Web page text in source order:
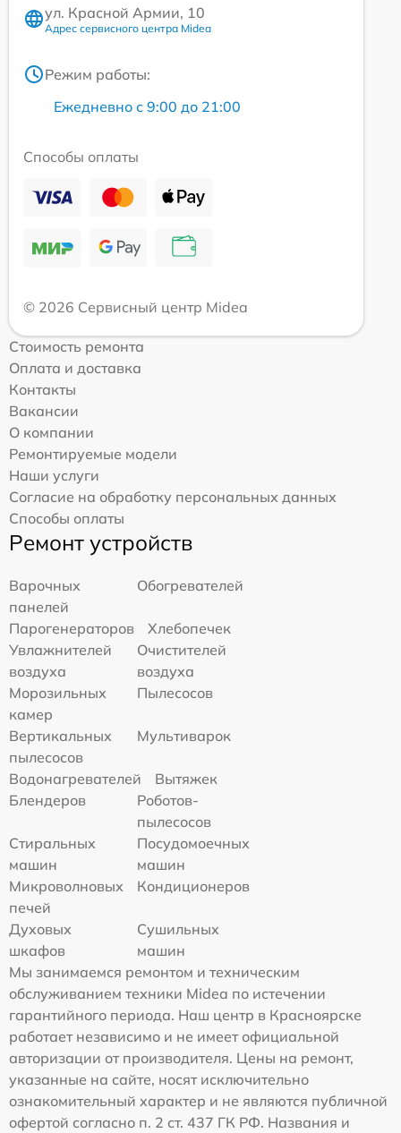
ул. Красной Армии, 10
Адрес сервисного центра Midea
Режим работы:
Ежедневно с 9:00 до 21:00
Способы оплаты
© 2026 Сервисный центр Midea
Стоимость ремонта
Оплата и доставка
Контакты
Вакансии
О компании
Ремонтируемые модели
Наши услуги
Согласие на обработку персональных данных
Способы оплаты
Ремонт устройств
Варочных
панелей
Обогревателей
Парогенераторов
Хлебопечек
Увлажнителей
воздуха
Очистителей
воздуха
Морозильных
камер
Пылесосов
Вертикальных
пылесосов
Мультиварок
Водонагревателей
Вытяжек
Блендеров
Роботов-
пылесосов
Стиральных
машин
Посудомоечных
машин
Микроволновых
печей
Кондиционеров
Духовых
шкафов
Сушильных
машин
Мы занимаемся ремонтом и техническим
обслуживанием техники Midea по истечении
гарантийного периода. Наш центр в Красноярске
работает независимо и не имеет официальной
авторизации от производителя. Цены на ремонт,
указанные на сайте, носят исключительно
ознакомительный характер и не являются публичной
офертой согласно п. 2 ст. 437 ГК РФ. Названия и